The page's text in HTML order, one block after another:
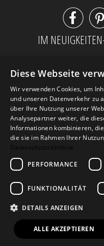

IM
AGB
© 2026Design
Diese Webseite
Wir verwenden Cookies, um
und unseren Datenverkehr zu
über Ihre Nutzung unserer
Analysepartner weiter, die
Informationen kombinieren,
die sie im Rahmen Ihrer
Datenschutzrichtlinie
PERFORMANCE
FUNKTIONALITÄT
DETAILS ANZEIGEN
ALLE AKZEPTIEREN